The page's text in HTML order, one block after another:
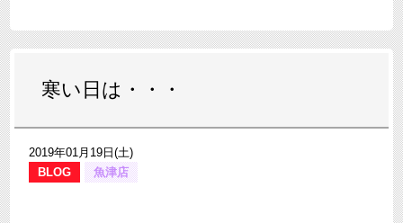
寒い日は・・・
2019年01月19日(土)
BLOG
魚津店